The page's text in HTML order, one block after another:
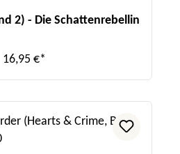
2) - Die Schattenrebellin
16,95 €*